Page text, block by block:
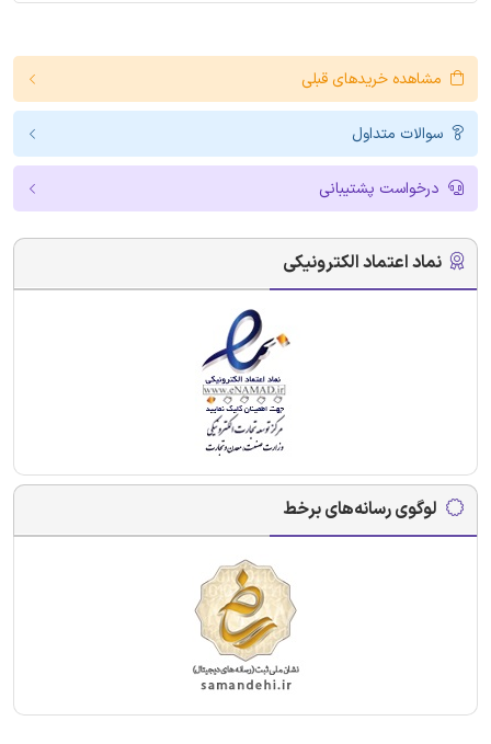
مشاهده خریدهای قبلی
سوالات متداول
درخواست پشتیبانی
نماد اعتماد الکترونیکی
لوگوی رسانه‌های برخط